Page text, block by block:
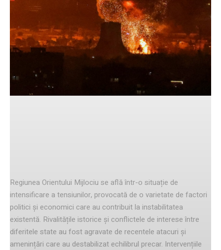
Facebook Twitter Pinterest
Regiunea Orientului Mijlociu se află într-o situație de
intensificare a tensiunilor, provocată de o varietate de factori
politici și economici care au contribuit la instabilitatea
existentă. Rivalitățile istorice și conflictele de interese între
diferitele state au fost agravate de recentele atacuri și
amenințări care au destabilizat echilibrul precar. Intervențiile